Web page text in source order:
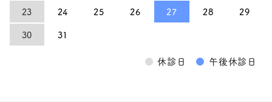
23
24 25 26 27 28
29
30
31
● 休診日 ● 午後休診日